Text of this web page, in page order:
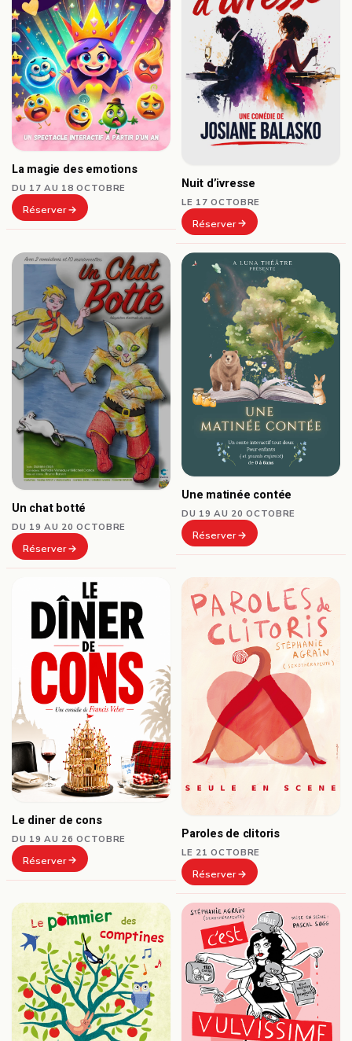
La magie des emotions
DU 17 AU 18 OCTOBRE
Réserver
Nuit d’ivresse
LE 17 OCTOBRE
Réserver
Un chat botté
DU 19 AU 20 OCTOBRE
Réserver
Une matinée contée
DU 19 AU 20 OCTOBRE
Réserver
Le diner de cons
DU 19 AU 26 OCTOBRE
Réserver
Paroles de clitoris
LE 21 OCTOBRE
Réserver